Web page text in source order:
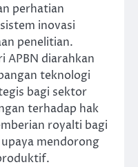
perhatian
inovasi
penelitian.
APBN diarahkan
teknologi
bagi sektor
terhadap hak
royalti bagi
mendorong